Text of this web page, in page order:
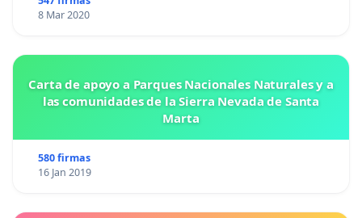
8 Mar 2020
Carta de apoyo a Parques Nacionales Naturales y a
las comunidades de la Sierra Nevada de Santa
Marta
580 firmas
16 Jan 2019